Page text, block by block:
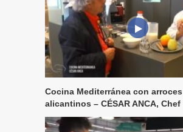
Cocina Mediterránea con arroces
alicantinos – CÉSAR ANCA, Chef